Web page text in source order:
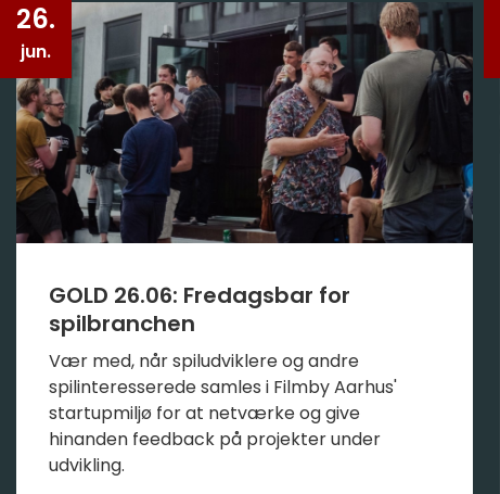
26.
jun.
GOLD 26.06: Fredagsbar for
spilbranchen
Vær med, når spiludviklere og andre
spilinteresserede samles i Filmby Aarhus'
startupmiljø for at netværke og give
hinanden feedback på projekter under
udvikling.